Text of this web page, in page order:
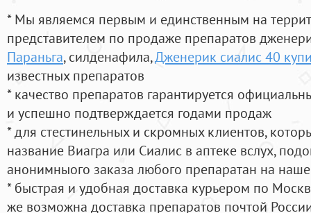
* Мы являемся первым и единственным на
представителем по продаже препаратов
Параньга, силденафила,Дженерик сиалис 40
известных препаратов
* качество препаратов гарантируется
и успешно подтверждается годами продаж
* для стестинельных и скромных клиентов,
название Виагра или Сиалис в аптеке вслух,
анонимныого заказа любого препаратан на
* быстрая и удобная доставка курьером по
же возможна доставка препаратов почтой